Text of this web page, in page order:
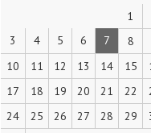
1
3
4 5 6 7 8
10
11 12 13 14 15
17
18 19 20 21 22
24
25 26 27 28 29